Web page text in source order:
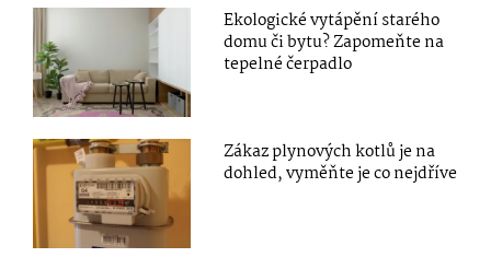
Ekologické vytápění starého
domu či bytu? Zapomeňte na
tepelné čerpadlo
Zákaz plynových kotlů je na
dohled, vyměňte je co nejdříve